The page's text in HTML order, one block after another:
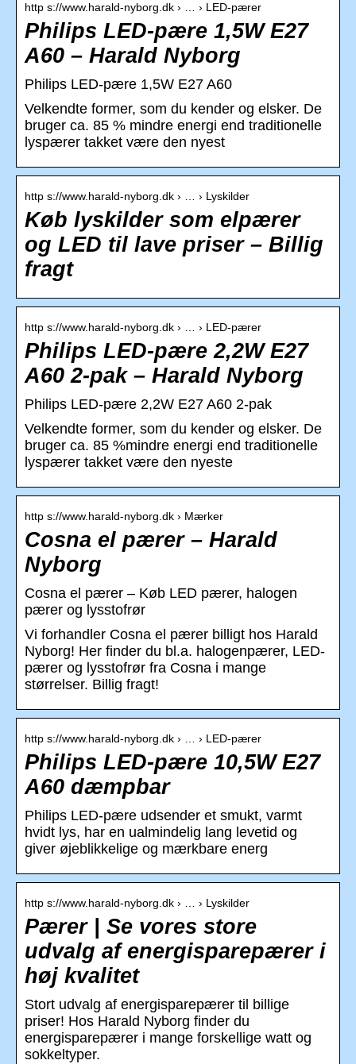
http s://www.harald-nyborg.dk › … › LED-pærer
Philips LED-pære 1,5W E27
A60 – Harald Nyborg
Philips LED-pære 1,5W E27 A60
Velkendte former, som du kender og elsker. De
bruger ca. 85 % mindre energi end traditionelle
lyspærer takket være den nyest
http s://www.harald-nyborg.dk › … › Lyskilder
Køb lyskilder som elpærer
og LED til lave priser – Billig
fragt
http s://www.harald-nyborg.dk › … › LED-pærer
Philips LED-pære 2,2W E27
A60 2-pak – Harald Nyborg
Philips LED-pære 2,2W E27 A60 2-pak
Velkendte former, som du kender og elsker. De
bruger ca. 85 %mindre energi end traditionelle
lyspærer takket være den nyeste
http s://www.harald-nyborg.dk › Mærker
Cosna el pærer – Harald
Nyborg
Cosna el pærer – Køb LED pærer, halogen
pærer og lysstofrør
Vi forhandler Cosna el pærer billigt hos Harald
Nyborg! Her finder du bl.a. halogenpærer, LED-
pærer og lysstofrør fra Cosna i mange
størrelser. Billig fragt!
http s://www.harald-nyborg.dk › … › LED-pærer
Philips LED-pære 10,5W E27
A60 dæmpbar
Philips LED-pære udsender et smukt, varmt
hvidt lys, har en ualmindelig lang levetid og
giver øjeblikkelige og mærkbare energ
http s://www.harald-nyborg.dk › … › Lyskilder
Pærer | Se vores store
udvalg af energisparepærer i
høj kvalitet
Stort udvalg af energisparepærer til billige
priser! Hos Harald Nyborg finder du
energisparepærer i mange forskellige watt og
sokkeltyper.